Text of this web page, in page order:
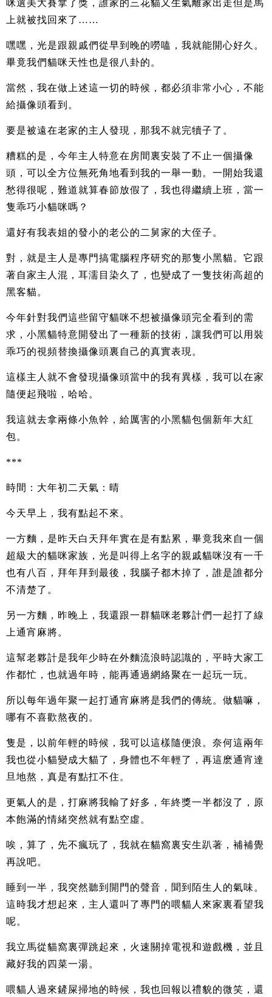
咪選美大賽拿了獎，誰家的三花貓又生氣離家出走但是馬
上就被找回來了……
嘿嘿，光是跟親戚們從早到晚的嘮嗑，我就能開心好久。
畢竟我們貓咪天性也是很八卦的。
當然，我在做上述這一切的時候，都必須非常小心，不能
給攝像頭看到。
要是被遠在老家的主人發現，那我不就完犢子了。
糟糕的是，今年主人特意在房間裏安裝了不止一個攝像
頭，可以全方位無死角地看到我的一舉一動。一開始我還
愁得很呢，難道就算春節放假了，我也得繼續上班，當一
隻乖巧小貓咪嗎？
還好有我表姐的發小的老公的二舅家的大侄子。
對，就是主人是專門搞電腦程序研究的那隻小黑貓。它跟
著自家主人混，耳濡目染久了，也變成了一隻技術高超的
黑客貓。
今年針對我們這些留守貓咪不想被攝像頭完全看到的需
求，小黑貓特意開發出了一種新的技術，讓我們可以用裝
乖巧的視頻替換攝像頭裏自己的真實表現。
這樣主人就不會發現攝像頭當中的我有異樣，我可以在家
隨便起飛啦，哈哈。
我這就去拿兩條小魚幹，給厲害的小黑貓包個新年大紅
包。
***
時間：大年初二天氣：晴
今天早上，我有點起不來。
一方麵，是昨天白天拜年實在是有點累，畢竟我來自一個
超級大的貓咪家族，光是叫得上名字的親戚貓咪沒有一千
也有八百，拜年拜到最後，我腦子都木掉了，誰是誰都分
不清楚了。
另一方麵，昨晚上，我還跟一群貓咪老夥計們一起打了線
上通宵麻將。
這幫老夥計是我年少時在外麵流浪時認識的，平時大家工
作都忙，也就過年時，能再通過網絡聚在一起玩一玩。
所以每年過年聚一起打通宵麻將是我們的傳統。做貓嘛，
哪有不喜歡熬夜的。
隻是，以前年輕的時候，我可以這樣隨便浪。奈何這兩年
我也從小貓變成大貓了，身體也不年輕了，再這麽通宵達
旦地熬，真是有點扛不住。
更氣人的是，打麻將我輸了好多，年終獎一半都沒了，原
本飽滿的情緒突然就有點空虛。
唉，算了，先不瘋玩了，我就在貓窩裏安生趴著，補補覺
再說吧。
睡到一半，我突然聽到開門的聲音，聞到陌生人的氣味。
這時我才想起來，主人還叫了專門的喂貓人來家裏看望我
呢。
我立馬從貓窩裏彈跳起來，火速關掉電視和遊戲機，並且
藏好我的四菜一湯。
喂貓人過來鏟屎掃地的時候，我也回報以禮貌的微笑，還